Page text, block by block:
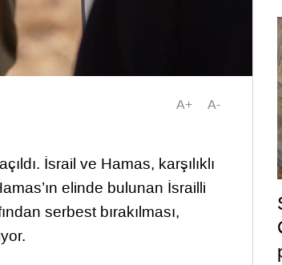
A+ A-
İsrail ve Hamas, karşılıklı
elinde bulunan İsrailli
serbest bırakılması,